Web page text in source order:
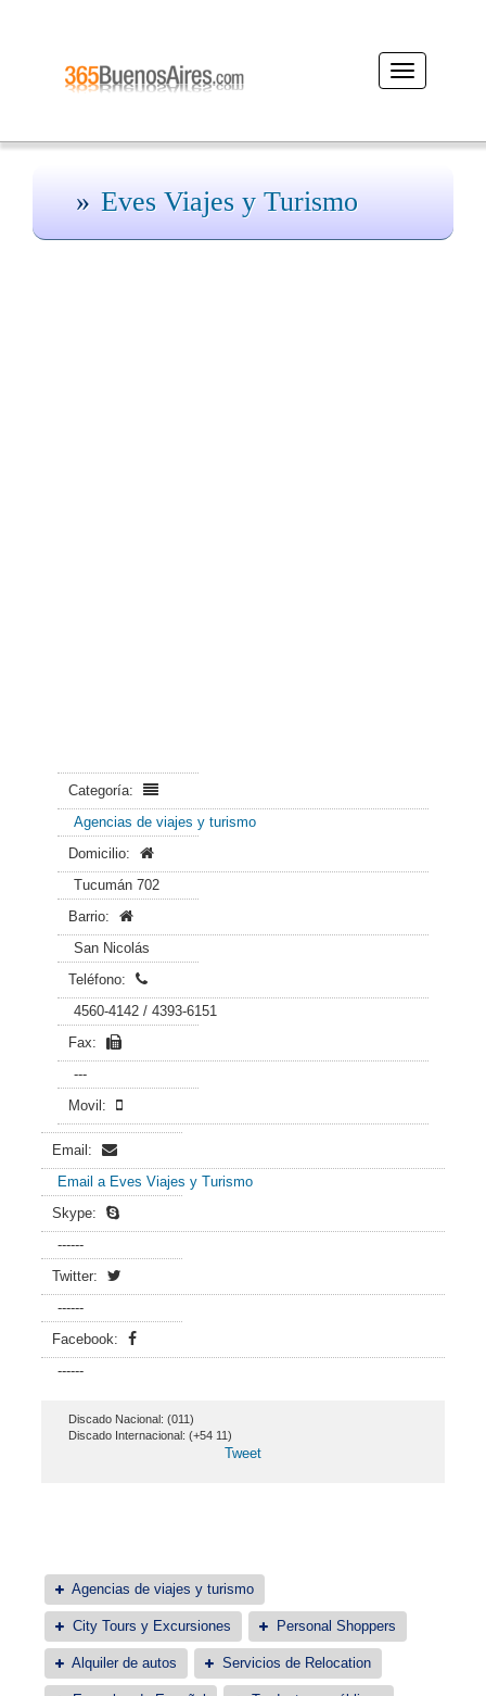
Desplegar
navegación
Eves Viajes y Turismo
Categoría:
Agencias de viajes y turismo
Domicilio:
Tucumán 702
Barrio:
San Nicolás
Teléfono:
4560-4142 / 4393-6151
Fax:
---
Movil:
Email:
Email a Eves Viajes y Turismo
Skype:
------
Twitter:
------
Facebook:
------
Discado Nacional: (011)
Discado Internacional: (+54 11)
Tweet
Agencias de viajes y turismo
City Tours y Excursiones Personal Shoppers
Alquiler de autos Servicios de Relocation